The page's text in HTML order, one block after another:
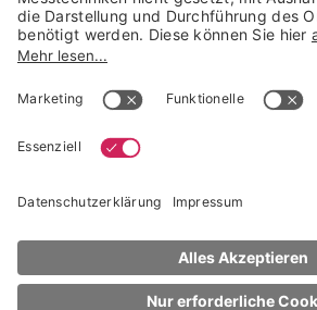
Lippen-Makeup
Trusted Shops Mitglied seit 2010
* unverbindliche Preisempfehlung der
NACH OBEN